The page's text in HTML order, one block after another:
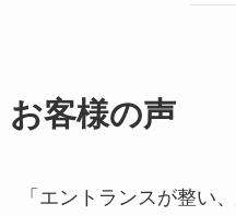
お客様の声
「エントランスが整い